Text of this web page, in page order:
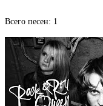
Всего песен: 1